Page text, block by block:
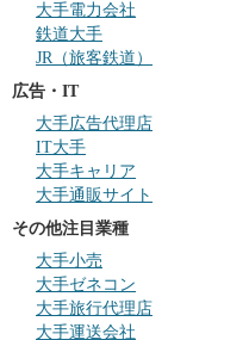
大手電力会社
鉄道大手
JR（旅客鉄道）
広告・IT
大手広告代理店
IT大手
大手キャリア
大手通販サイト
その他注目業種
大手小売
大手ゼネコン
大手旅行代理店
大手運送会社